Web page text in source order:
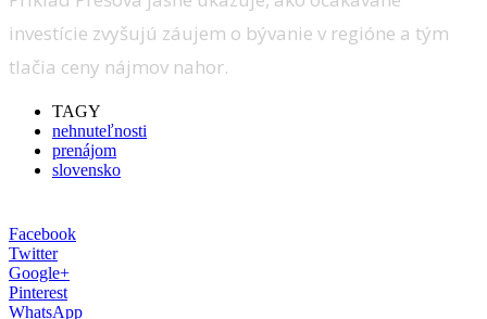
investície zvyšujú záujem o bývanie v regióne a tým
tlačia ceny nájmov nahor.
TAGY
nehnuteľnosti
prenájom
slovensko
Facebook
Twitter
Google+
Pinterest
WhatsApp